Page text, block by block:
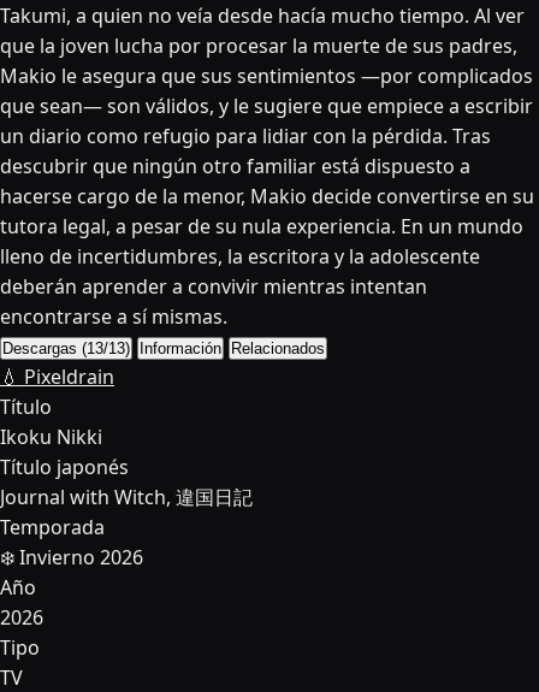
Takumi, a quien no veía desde hacía mucho tiempo. Al ver
que la joven lucha por procesar la muerte de sus padres,
Makio le asegura que sus sentimientos —por complicados
que sean— son válidos, y le sugiere que empiece a escribir
un diario como refugio para lidiar con la pérdida. Tras
descubrir que ningún otro familiar está dispuesto a
hacerse cargo de la menor, Makio decide convertirse en su
tutora legal, a pesar de su nula experiencia. En un mundo
lleno de incertidumbres, la escritora y la adolescente
deberán aprender a convivir mientras intentan
encontrarse a sí mismas.
Descargas (13/13) Información Relacionados
💧 Pixeldrain
Título
Ikoku Nikki
Título japonés
Journal with Witch, 違国日記
Temporada
❄️ Invierno 2026
Año
2026
Tipo
TV